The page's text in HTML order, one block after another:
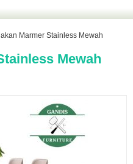
Marmer Stainless Mewah
Mewah